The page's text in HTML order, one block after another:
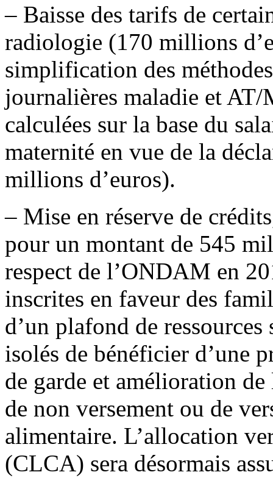
– Baisse des tarifs de
radiologie (170 millions
simplification des
journalières maladie et AT/
calculées sur la base du
maternité en vue de la
millions d’euros).
– Mise en réserve de
pour un montant de 545
respect de l’ONDAM en
inscrites en faveur des
d’un plafond de
isolés de bénéficier d’une
de garde et amélioration de
de non versement ou de
alimentaire. L’allocation
(CLCA) sera désormais